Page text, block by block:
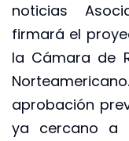
noticias
firmará el
la Cámara de
aprobación
ya cercano a